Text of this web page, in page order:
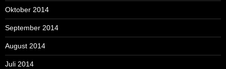
Oktober 2014
September 2014
August 2014
Juli 2014